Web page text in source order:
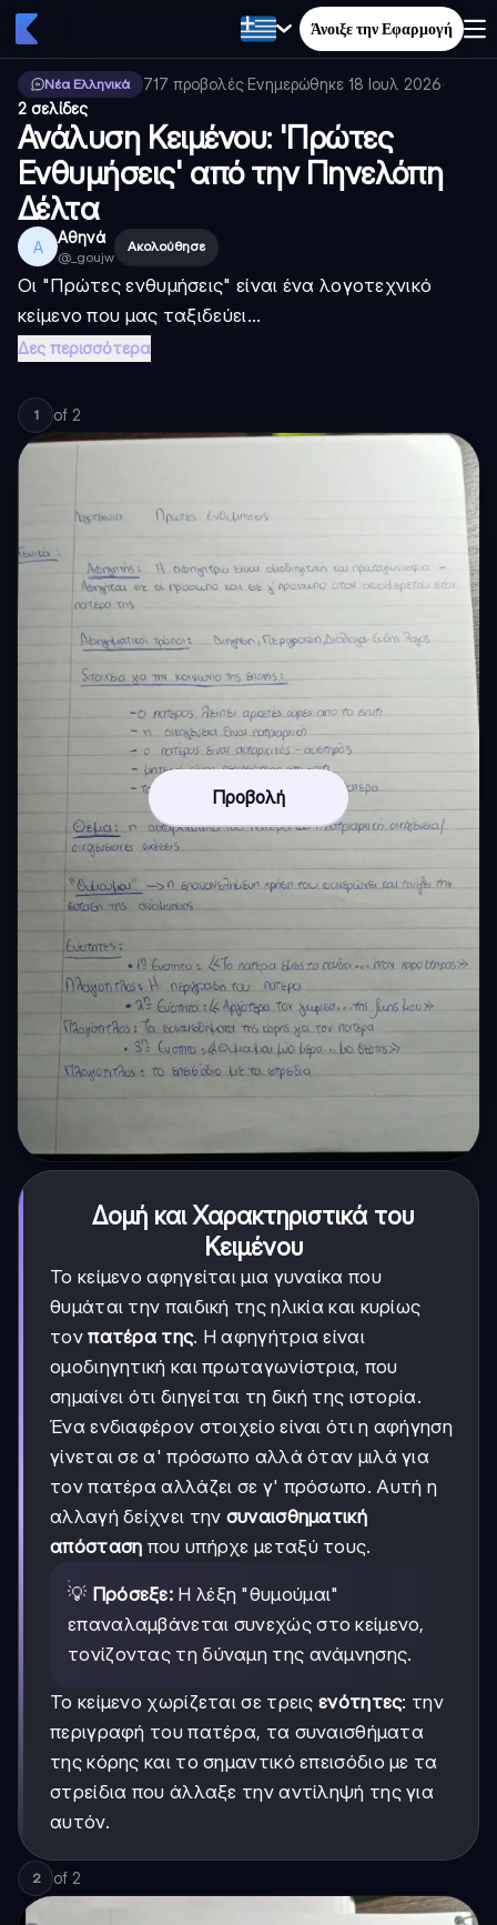
Άνοιξε την Εφαρμογή
Νέα Ελληνικά 717 προβολές·Ενημερώθηκε 18 Ιουλ 2026·
2 σελίδες
Ανάλυση Κειμένου: 'Πρώτες
Ενθυμήσεις' από την Πηνελόπη
Δέλτα
Α Αθηνά
@ _goujw
Ακολούθησε
Οι "Πρώτες ενθυμήσεις" είναι ένα λογοτεχνικό
κείμενο που μας ταξιδεύει...
Δες περισσότερα
1 of 2
Προβολή
Δομή και Χαρακτηριστικά του
Κειμένου
Το κείμενο αφηγείται μια γυναίκα που
θυμάται την παιδική της ηλικία και κυρίως
τονπατέρα της. Η αφηγήτρια είναι
ομοδιηγητική και πρωταγωνίστρια, που
σημαίνει ότι διηγείται τη δική της ιστορία.
Ένα ενδιαφέρον στοιχείο είναι ότι η αφήγηση
γίνεται σε α' πρόσωπο αλλά όταν μιλά για
τον πατέρα αλλάζει σε γ' πρόσωπο. Αυτή η
αλλαγή δείχνει την συναισθηματική
απόσταση που υπήρχε μεταξύ τους.
💡 Πρόσεξε: Η λέξη "θυμούμαι"
επαναλαμβάνεται συνεχώς στο κείμενο,
τονίζοντας τη δύναμη της ανάμνησης.
Το κείμενο χωρίζεται σε τρεις ενότητες: την
περιγραφή του πατέρα, τα συναισθήματα
της κόρης και το σημαντικό επεισόδιο με τα
στρείδια που άλλαξε την αντίληψή της για
αυτόν.
2 of 2